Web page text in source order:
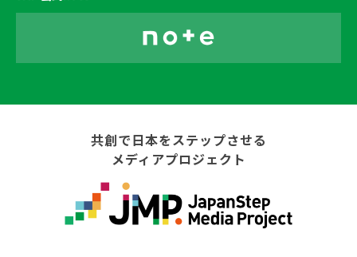
共創で日本をステップさせる
メディアプロジェクト